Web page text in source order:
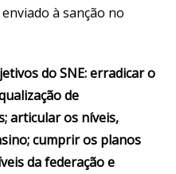
à sanção no
do SNE: erradicar o
de
articular os níveis,
cumprir os planos
da federação e